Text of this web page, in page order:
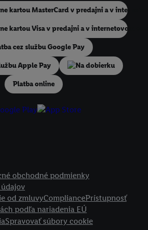
Na dobierku
Platba online
obchodné podmienky
od zmluvyCompliancePrístupnosť
podľa nariadenia EÚ
Spravovať súbory cookie
alebo používanie viacerých služieb
e-mailovej adresy a prípadne ďalších
ktoré má spoločnosť Criteo SA k
povoliť jednotlivé účely a nájsť ďalšie
osobných údajov.
"Odmietnuť" môžete povoliť iba používanie
na "Súhlasím " vyjadríte súhlas so spracúvaním
Ďalšie informácie vrátane informácií o dobe
kedykoľvek odvolať súhlas s účinnosťou do
ochrany osobných údajov